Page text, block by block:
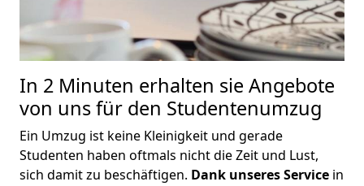
In 2 Minuten erhalten sie Angebote
von uns für den Studentenumzug
Ein Umzug ist keine Kleinigkeit und gerade
Studenten haben oftmals nicht die Zeit und Lust,
sich damit zu beschäftigen. Dank unseres Service in